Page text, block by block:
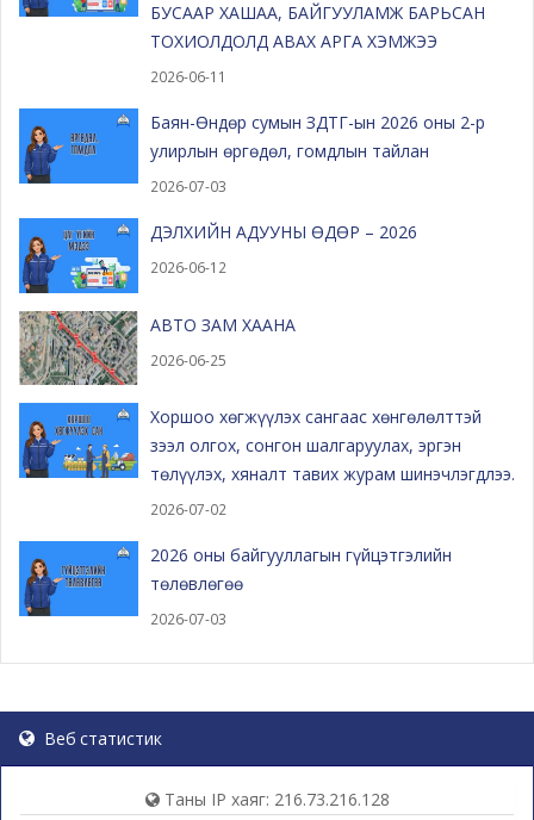
БУСААР ХАШАА, БАЙГУУЛАМЖ БАРЬСАН
ТОХИОЛДОЛД АВАХ АРГА ХЭМЖЭЭ
2026-06-11
Баян-Өндөр сумын ЗДТГ-ын 2026 оны 2-р
улирлын өргөдөл, гомдлын тайлан
2026-07-03
ДЭЛХИЙН АДУУНЫ ӨДӨР – 2026
2026-06-12
АВТО ЗАМ ХААНА
2026-06-25
Хоршоо хөгжүүлэх сангаас хөнгөлөлттэй
зээл олгох, сонгон шалгаруулах, эргэн
төлүүлэх, хяналт тавих журам шинэчлэгдлээ.
2026-07-02
2026 оны байгууллагын гүйцэтгэлийн
төлөвлөгөө
2026-07-03
Веб статистик
Таны IP хаяг: 216.73.216.128